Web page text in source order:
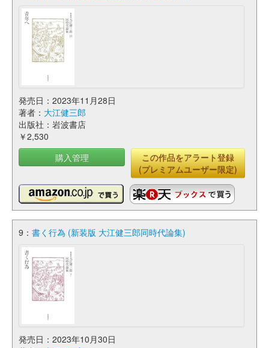
発売日：2023年11月28日
著者： 大江健三郎
出版社：岩波書店
￥2,530
購入管理
この作品をアラート登録
(プレミアムユーザー限定)
9： 書く行為 (新装版 大江健三郎同時代論集)
発売日：2023年10月30日